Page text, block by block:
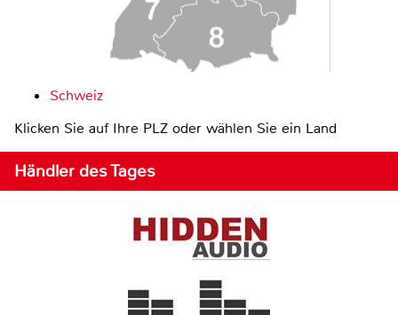
Schweiz
Klicken Sie auf Ihre PLZ oder wählen Sie ein Land
Händler des Tages